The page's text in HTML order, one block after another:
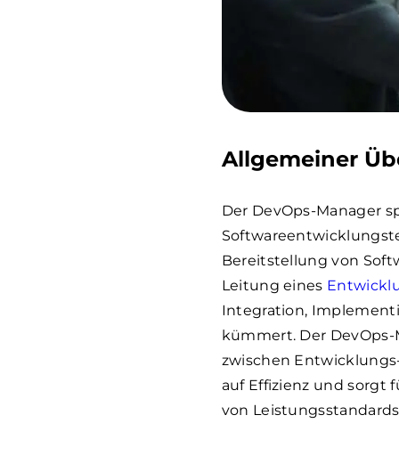
Allgemeiner
Der DevOps-Manager
Bereitstellung von
Leitung eines
Integration,
kümmert. Der
zwischen
auf Effizienz und sorgt
von